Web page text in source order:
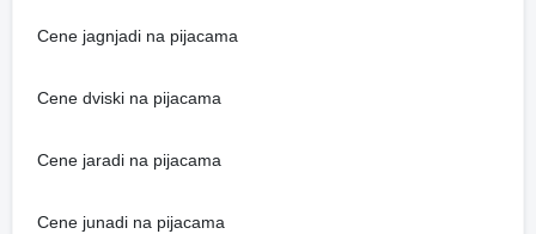
Cene jagnjadi na pijacama
Cene dviski na pijacama
Cene jaradi na pijacama
Cene junadi na pijacama